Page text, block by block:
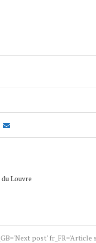
Louvre
post' fr_FR='Article